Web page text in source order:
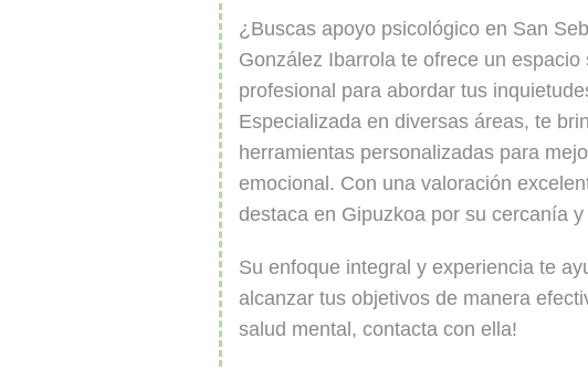
¿Buscas apoyo psicológico en San
González Ibarrola te ofrece un espacio
profesional para abordar tus
Especializada en diversas áreas, te
herramientas personalizadas para
emocional. Con una valoración
destaca en Gipuzkoa por su cercanía
Su enfoque integral y experiencia te
alcanzar tus objetivos de manera
salud mental, contacta con ella!